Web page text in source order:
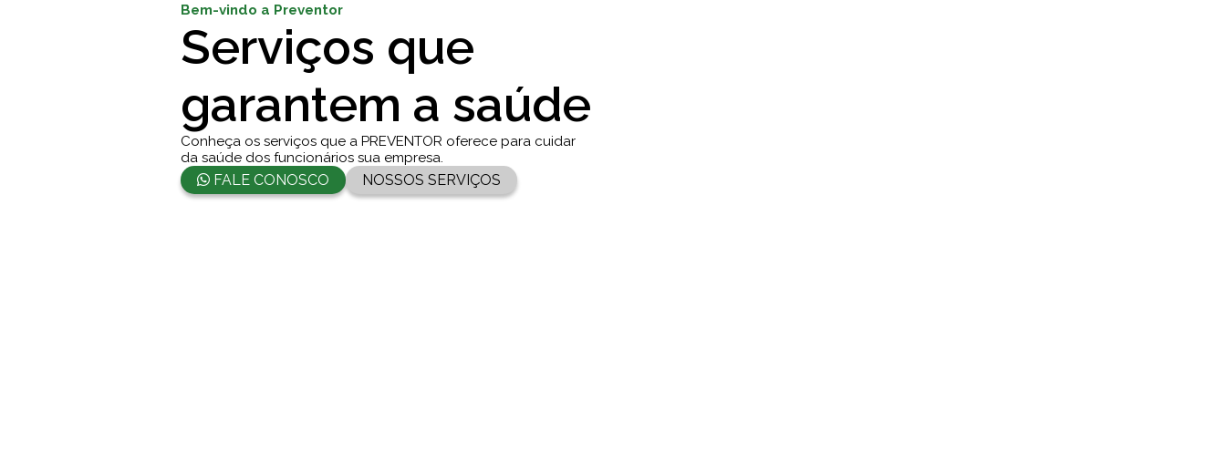
Bem-vindo a Preventor
Serviços que
garantem a saúde
Conheça os serviços que a PREVENTOR oferece para cuidar
da saúde dos funcionários sua empresa.
FALE CONOSCO NOSSOS SERVIÇOS